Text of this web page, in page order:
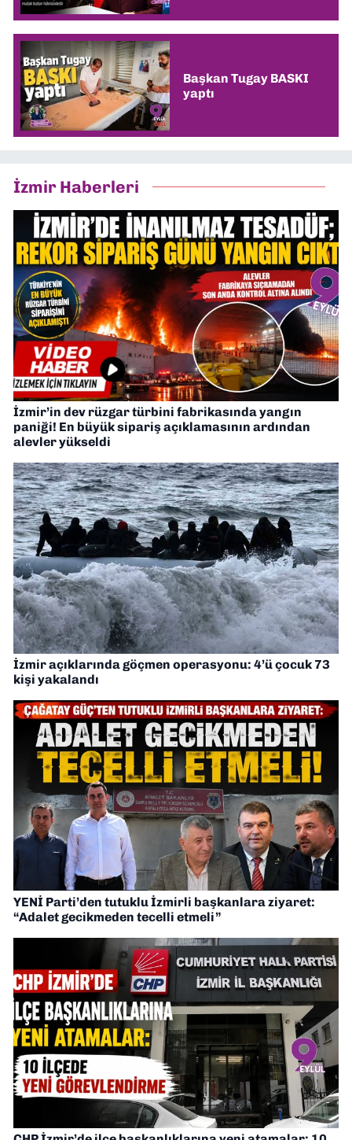
Başkan Tugay BASKI
yaptı
İzmir Haberleri
İzmir’in dev rüzgar türbini fabrikasında yangın
paniği! En büyük sipariş açıklamasının ardından
alevler yükseldi
İzmir açıklarında göçmen operasyonu: 4’ü çocuk 73
kişi yakalandı
YENİ Parti’den tutuklu İzmirli başkanlara ziyaret:
“Adalet gecikmeden tecelli etmeli”